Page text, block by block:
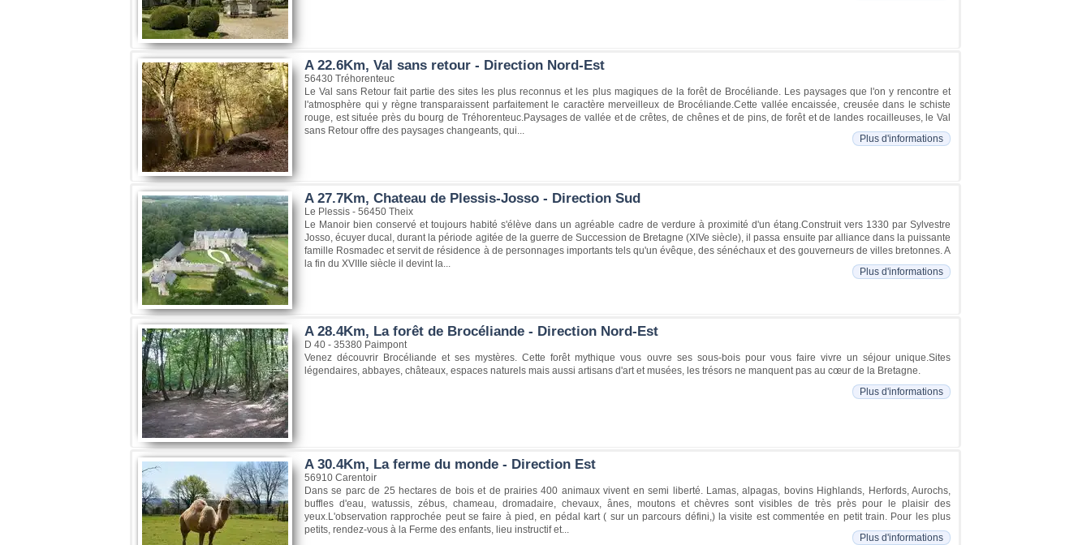
A 22.6Km, Val sans retour - Direction Nord-Est
56430 Tréhorenteuc
Le Val sans Retour fait partie des sites les plus reconnus et les plus magiques de la forêt de Brocéliande. Les paysages que l'on y rencontre et
l'atmosphère qui y règne transparaissent parfaitement le caractère merveilleux de Brocéliande.Cette vallée encaissée, creusée dans le schiste
rouge, est située près du bourg de Tréhorenteuc.Paysages de vallée et de crêtes, de chênes et de pins, de forêt et de landes rocailleuses, le Val
sans Retour offre des paysages changeants, qui...
Plus d'informations
A 27.7Km, Chateau de Plessis-Josso - Direction Sud
Le Plessis - 56450 Theix
Le Manoir bien conservé et toujours habité s'élève dans un agréable cadre de verdure à proximité d'un étang.Construit vers 1330 par Sylvestre
Josso, écuyer ducal, durant la période agitée de la guerre de Succession de Bretagne (XIVe siècle), il passa ensuite par alliance dans la puissante
famille Rosmadec et servit de résidence à de personnages importants tels qu'un évêque, des sénéchaux et des gouverneurs de villes bretonnes. A
la fin du XVIIIe siècle il devint la...
Plus d'informations
A 28.4Km, La forêt de Brocéliande - Direction Nord-Est
D 40 - 35380 Paimpont
Venez découvrir Brocéliande et ses mystères. Cette forêt mythique vous ouvre ses sous-bois pour vous faire vivre un séjour unique.Sites
légendaires, abbayes, châteaux, espaces naturels mais aussi artisans d'art et musées, les trésors ne manquent pas au cœur de la Bretagne.
Plus d'informations
A 30.4Km, La ferme du monde - Direction Est
56910 Carentoir
Dans se parc de 25 hectares de bois et de prairies 400 animaux vivent en semi liberté. Lamas, alpagas, bovins Highlands, Herfords, Aurochs,
buffles d'eau, watussis, zébus, chameau, dromadaire, chevaux, ânes, moutons et chèvres sont visibles de très près pour le plaisir des
yeux.L'observation rapprochée peut se faire à pied, en pédal kart ( sur un parcours défini,) la visite est commentée en petit train. Pour les plus
petits, rendez-vous à la Ferme des enfants, lieu instructif et...
Plus d'informations